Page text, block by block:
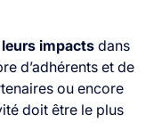
impacts dans
d’adhérents et de
ou encore
doit être le plus